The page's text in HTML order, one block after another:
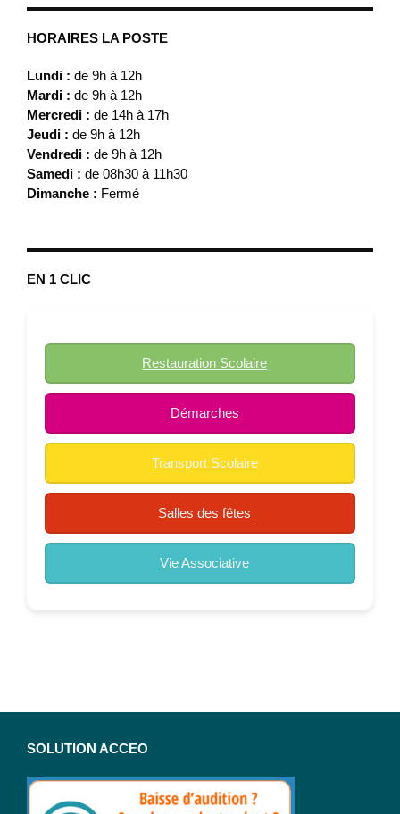
HORAIRES LA POSTE
Lundi : de 9h à 12h
Mardi : de 9h à 12h
Mercredi : de 14h à 17h
Jeudi : de 9h à 12h
Vendredi : de 9h à 12h
Samedi : de 08h30 à 11h30
Dimanche : Fermé
EN 1 CLIC
Restauration Scolaire
Démarches
Transport Scolaire
Salles des fêtes
Vie Associative
SOLUTION ACCEO